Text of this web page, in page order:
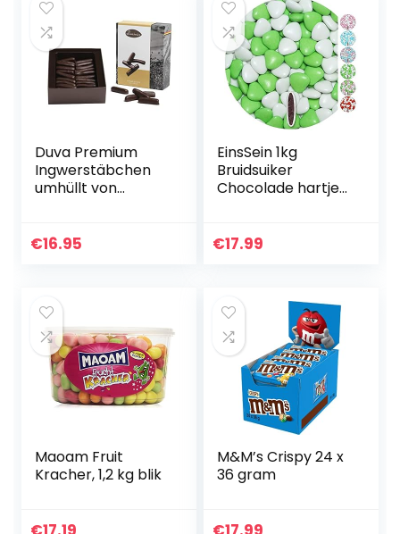
Duva Premium
Ingwerstäbchen
umhüllt von
de 250g
€16.95
EinsSein 1kg
Bruidsuiker
Chocolade hartjes
lichtgroen glans
doopsuiker bruiloft
chocoladehartjes
suiker gekleurd
suikerlaagje
geboorte
€17.99
Maoam Fruit
Kracher, 1,2 kg blik
M&M’s Crispy 24 x
36 gram